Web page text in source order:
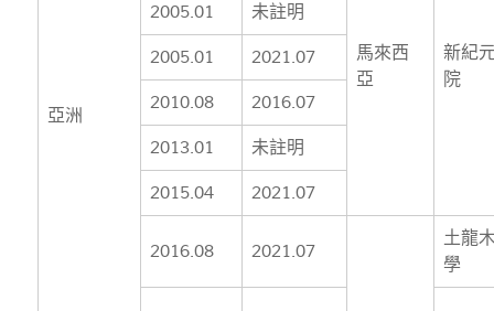
亞洲
馬來西
亞
新紀
院
2005.01 未註明
2005.01 2021.07
2010.08 2016.07
2013.01 未註明
2015.04 2021.07
2016.08 2021.07
土龍
學